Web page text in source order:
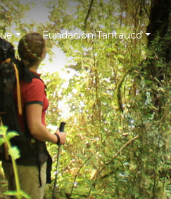
Fundación Tantauco